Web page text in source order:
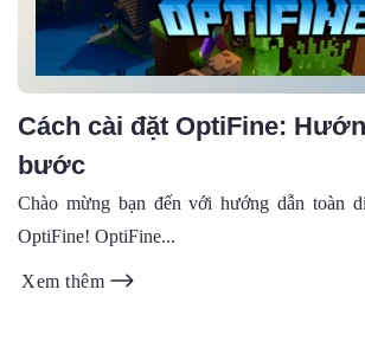
Cách cài đặt OptiFine:
bước
Chào mừng bạn đến với hướng dẫn toàn
OptiFine! OptiFine...
Xem thêm